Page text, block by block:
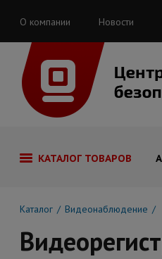
О компании Новости
КАТАЛОГ ТОВАРОВ
Каталог Видеонаблюдение